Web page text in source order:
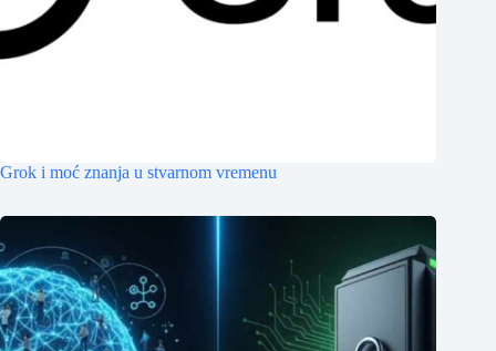
Grok i moć znanja u stvarnom vremenu